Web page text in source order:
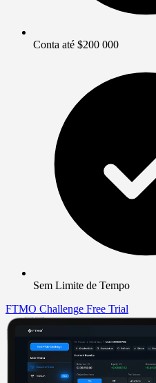
Conta até $200 000
Sem Limite de Tempo
FTMO Challenge Free Trial